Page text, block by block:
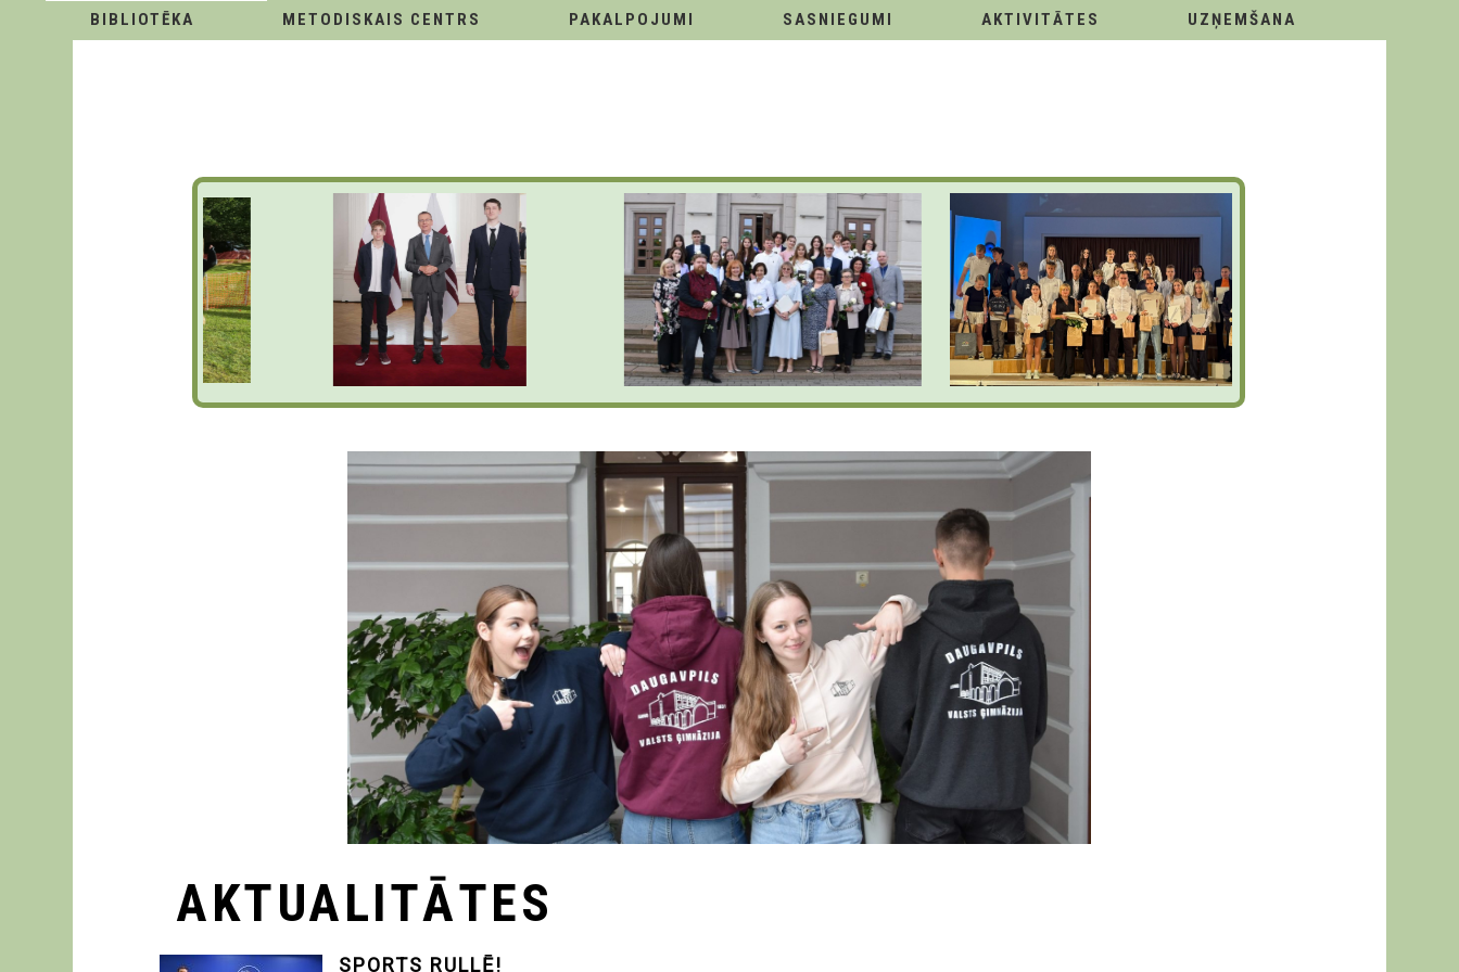
BIBLIOTĒKA METODISKAIS CENTRS PAKALPOJUMI SASNIEGUMI AKTIVITĀTES UZŅEMŠANA
AKTUALITĀTES
SPORTS RULLĒ!